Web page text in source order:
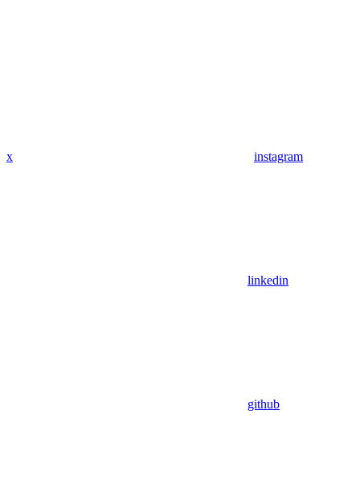
x instagram
linkedin
github